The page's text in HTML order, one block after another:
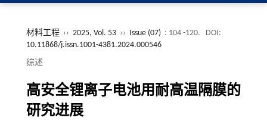
材料工程 ›› 2025, Vol. 53 ›› Issue (07) : 104 -120.
DOI:
10.11868/j.issn.1001-4381.2024.000546
综述
高安全锂离子电池用耐高温隔膜的
研究进展